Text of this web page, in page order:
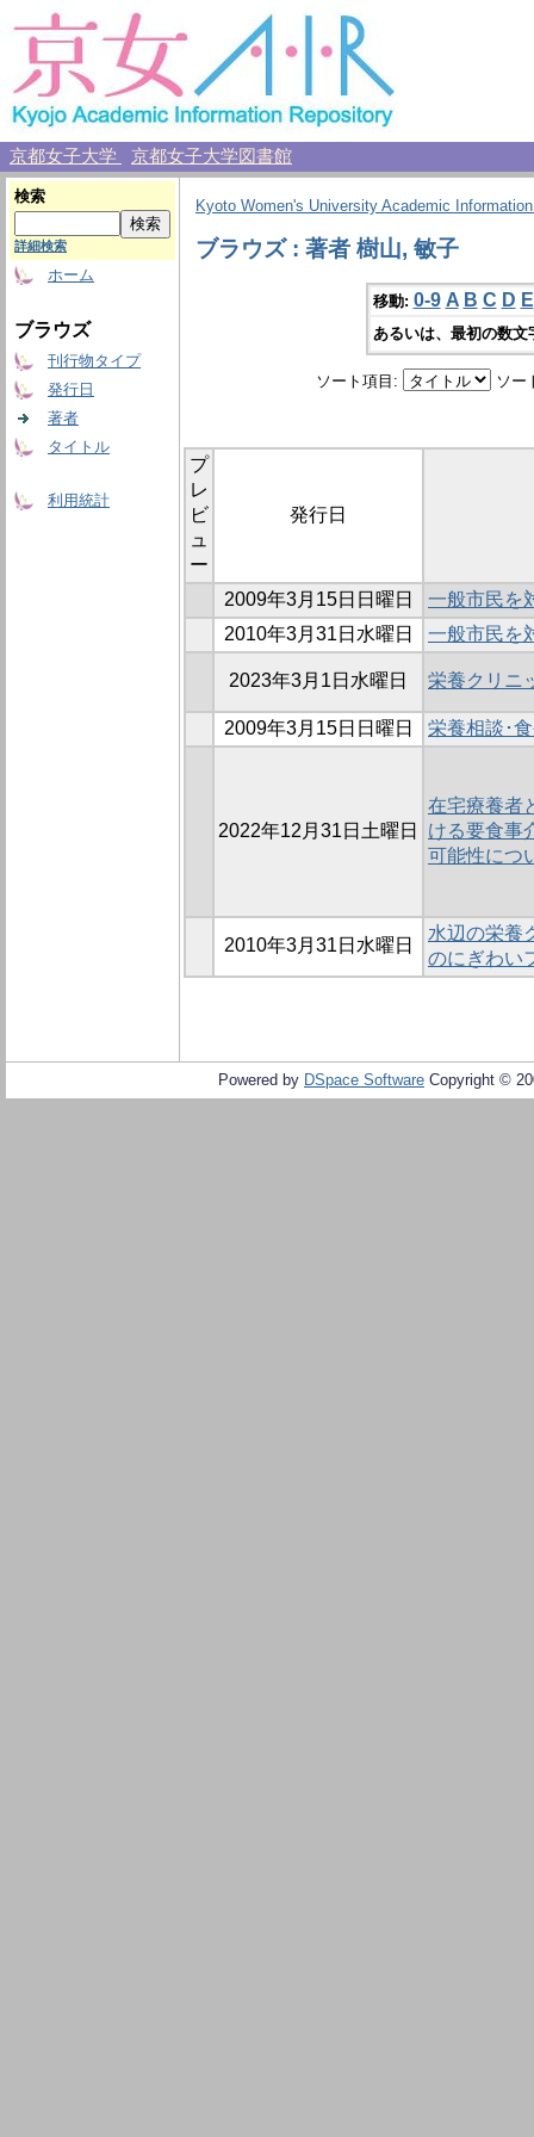
京都女子大学 京都女子大学図書館
検索
詳細検索
ホーム
ブラウズ
刊行物タイプ
発行日
著者
タイトル
利用統計
Kyoto Women's University Academic
ブラウズ : 著者 樹山, 敏子
移動: 0-9 A B C D E
あるいは、最初の数
ソート項目: ソー
プ
レ
ビ
ュ
ー
発行日
2009年3月15日日曜日
一般市民を
2010年3月31日水曜日
一般市民を
2023年3月1日水曜日 栄養クリニ
2009年3月15日日曜日 栄養相談･
2022年12月31日土曜日
在宅療養者
ける要食事
可能性につ
2010年3月31日水曜日
水辺の栄養
のにぎわい
Powered by DSpace Software Copyright ©